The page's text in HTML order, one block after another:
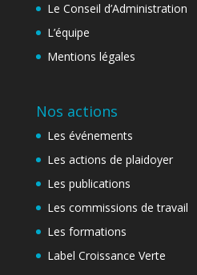
Le Conseil d’Administration
L’équipe
Mentions légales
Nos actions
Les événements
Les actions de plaidoyer
Les publications
Les commissions de travail
Les formations
Label Croissance Verte